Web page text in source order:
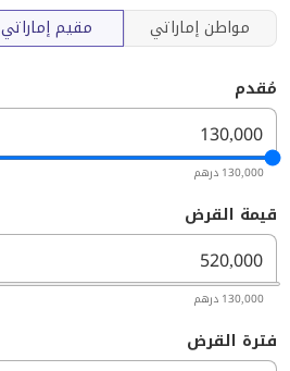
مواطن إماراتي
مقيم إماراتي
مُقدم
130,000 درهم
قيمة القرض
130,000 درهم
فترة القرض